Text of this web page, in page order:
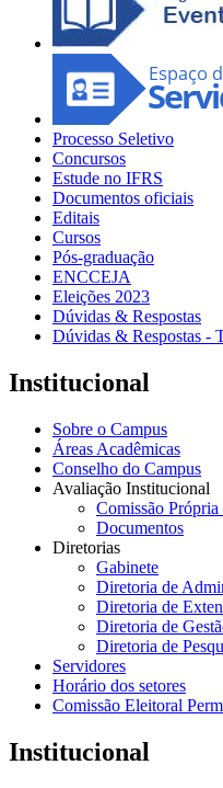
Processo Seletivo
Concursos
Estude no IFRS
Documentos oficiais
Editais
Cursos
Pós-graduação
ENCCEJA
Eleições 2023
Dúvidas & Respostas
Dúvidas & Respostas -
Institucional
Sobre o Campus
Áreas Acadêmicas
Conselho do Campus
Avaliação Institucional
Comissão
Documentos
Diretorias
Gabinete
Diretoria de
Diretoria de
Diretoria de
Diretoria de
Servidores
Horário dos setores
Comissão Eleitoral
Institucional